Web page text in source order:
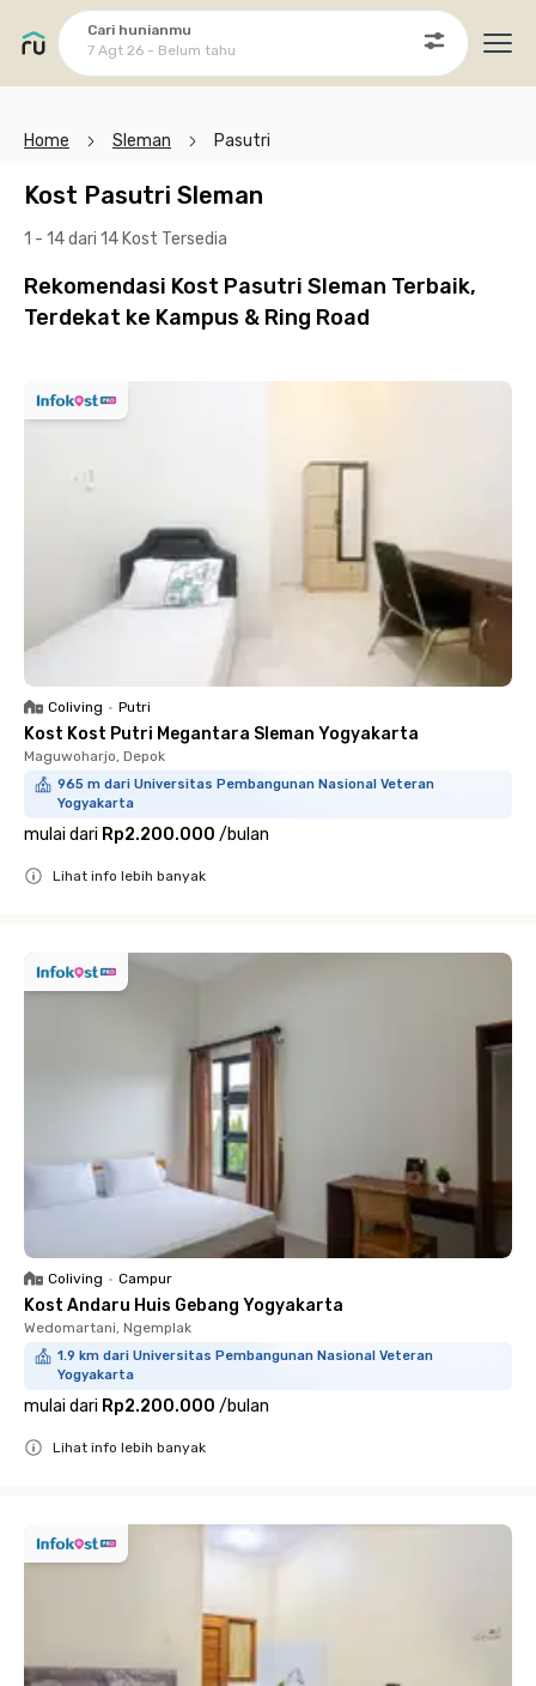
Cari hunianmu
7 Agt 26 - Belum tahu
Home Sleman Pasutri
Kost Pasutri Sleman
1 - 14 dari 14 Kost Tersedia
Rekomendasi Kost Pasutri Sleman Terbaik,
Terdekat ke Kampus & Ring Road
Coliving • Putri
Kost Kost Putri Megantara Sleman Yogyakarta
Maguwoharjo, Depok
965 m dari Universitas Pembangunan Nasional Veteran
Yogyakarta
mulai dari Rp2.200.000 /bulan
Lihat info lebih banyak
Coliving • Campur
Kost Andaru Huis Gebang Yogyakarta
Wedomartani, Ngemplak
1.9 km dari Universitas Pembangunan Nasional Veteran
Yogyakarta
mulai dari Rp2.200.000 /bulan
Lihat info lebih banyak